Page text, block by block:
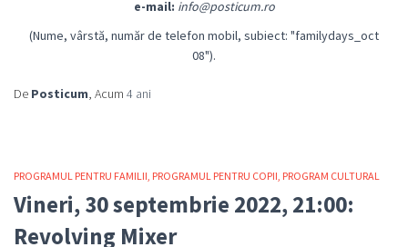
e-mail: info@posticum.ro
(Nume, vârstă, număr de telefon mobil, subiect: "familydays_oct
08").
De Posticum, Acum 4 ani
PROGRAMUL PENTRU FAMILII PROGRAMUL PENTRU COPII PROGRAM CULTURAL
Vineri, 30 septembrie 2022, 21:00:
Revolving Mixer